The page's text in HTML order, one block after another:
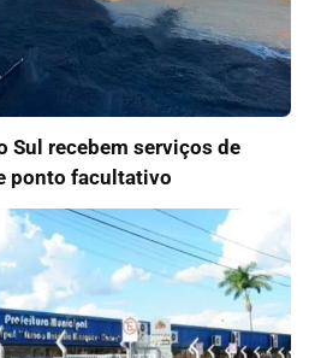
Sul recebem serviços de
ponto facultativo